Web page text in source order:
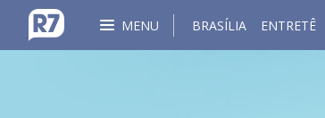
MENU BRASÍLIA ENTRETÊ